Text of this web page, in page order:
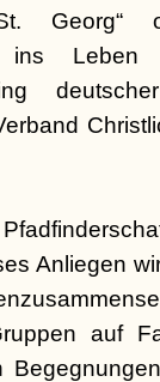
St.
Leben
deutscher
Anliegen
auf